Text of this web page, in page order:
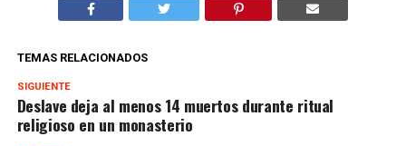
TEMAS RELACIONADOS
SIGUIENTE
Deslave deja al menos 14 muertos durante ritual
religioso en un monasterio